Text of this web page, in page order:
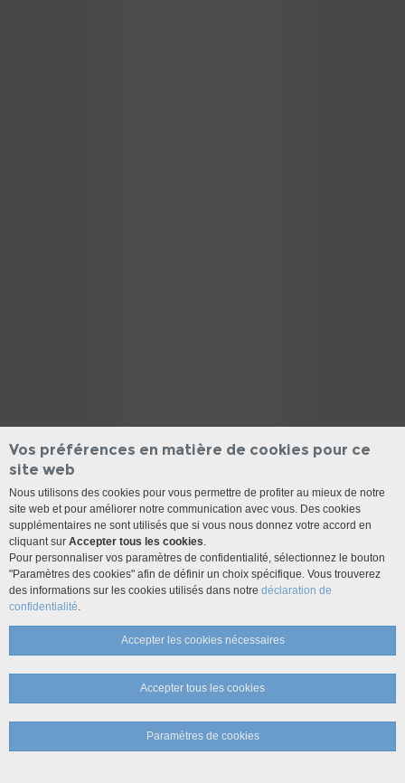
Vos préférences en matière de cookies pour ce
site web
Nous utilisons des cookies pour vous permettre de profiter au mieux de notre
site web et pour améliorer notre communication avec vous. Des cookies
supplémentaires ne sont utilisés que si vous nous donnez votre accord en
cliquant sur Accepter tous les cookies.
Pour personnaliser vos paramètres de confidentialité, sélectionnez le bouton
"Paramètres des cookies" afin de définir un choix spécifique. Vous trouverez
des informations sur les cookies utilisés dans notre déclaration de
confidentialité.
Accepter les cookies nécessaires
Accepter tous les cookies
Paramètres de cookies